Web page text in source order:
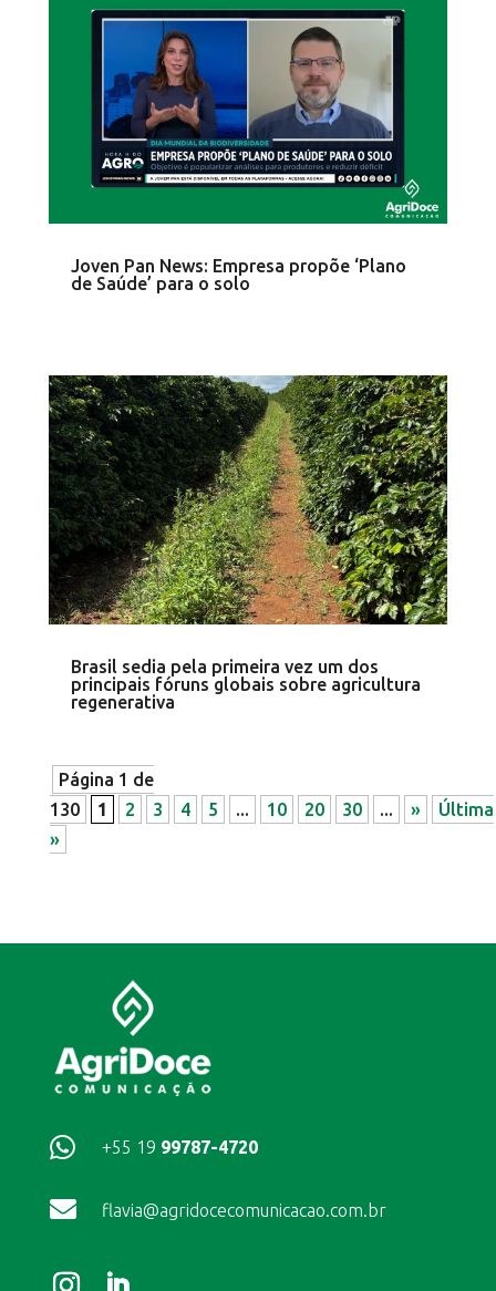
Joven Pan News: Empresa propõe ‘Plano
de Saúde’ para o solo
Brasil sedia pela primeira vez um dos
principais fóruns globais sobre agricultura
regenerativa
Página 1 de
130
1 2 3 4 5 ... 10 20 30 ... »
Última
»
 +55 19 99787-4720
 flavia@agridocecomunicacao.com.br